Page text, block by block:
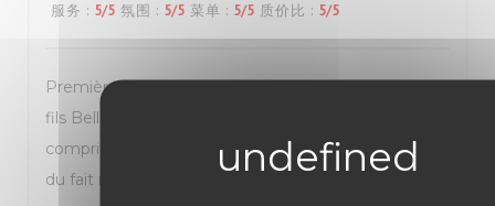
服务 : 5/5 氛围 : 5/5 菜单 : 5/5 质价比 : 5/5
Première fois que nous venons manger Avec mon
fils Belle découverte très bonne pizza dessert y
compris personnels agréables Prix très correct pour
du fait maison Nous reviendrons Mme Dion